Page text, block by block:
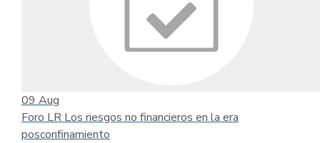
09 Aug
Foro LR Los riesgos no financieros en la era
posconfinamiento